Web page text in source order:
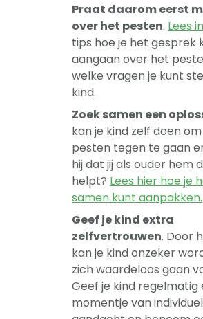
Praat daarom eerst
over het pesten. Lees
tips hoe je het gesprek
aangaan over het
welke vragen je kunt
kind.
Zoek samen een
kan je kind zelf doen
pesten tegen te gaan
hij dat jij als ouder hem
helpt? Lees hier hoe je
samen kunt aanpakken.
Geef je kind extra
zelfvertrouwen. Door
kan je kind onzeker
zich waardeloos gaan
Geef je kind regelmatig
momentje van